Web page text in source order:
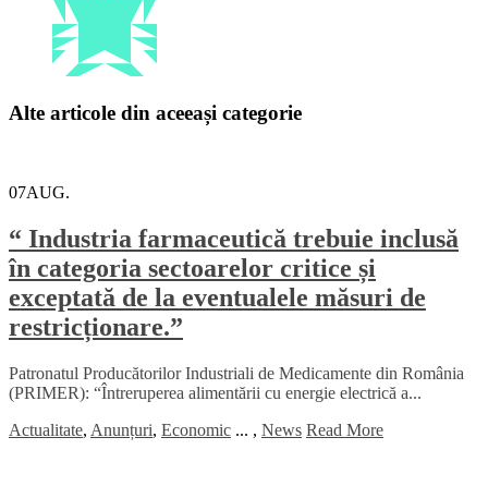
Alte articole din aceeași categorie
07AUG.
“ Industria farmaceutică trebuie inclusă
în categoria sectoarelor critice și
exceptată de la eventualele măsuri de
restricționare.”
Patronatul Producătorilor Industriali de Medicamente din România
(PRIMER): “Întreruperea alimentării cu energie electrică a...
Actualitate, Anunțuri, Economic ... , News Read More